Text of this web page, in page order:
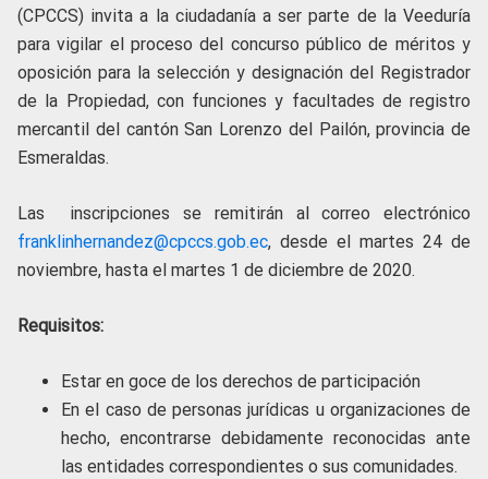
(CPCCS) invita a la ciudadanía a ser parte de la Veeduría
para vigilar el proceso del concurso público de méritos y
oposición para la selección y designación del Registrador
de la Propiedad, con funciones y facultades de registro
mercantil del cantón San Lorenzo del Pailón, provincia de
Esmeraldas.
Las inscripciones se remitirán al correo electrónico
franklinhernandez@cpccs.gob.ec, desde el martes 24 de
noviembre, hasta el martes 1 de diciembre de 2020.
Requisitos:
Estar en goce de los derechos de participación
En el caso de personas jurídicas u organizaciones de
hecho, encontrarse debidamente reconocidas ante
las entidades correspondientes o sus comunidades.